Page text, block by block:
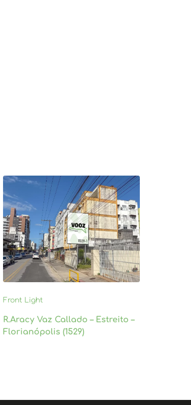
Front Light
R.Aracy Vaz Callado – Estreito –
Florianópolis (1529)